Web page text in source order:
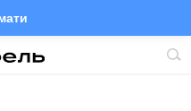
Twitter